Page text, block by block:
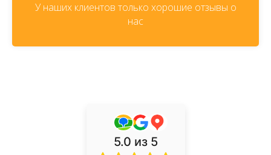
У наших клиентов только хорошие отзывы о
нас
5.0 из 5